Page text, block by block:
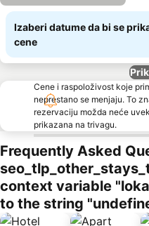
Izaberi datume da bi se
cene
Cene i raspoloživost koje
neprestano se menjaju. To
rezervaciju možda neće
prikazana na trivagu.
Frequently Asked
context variable
to the string